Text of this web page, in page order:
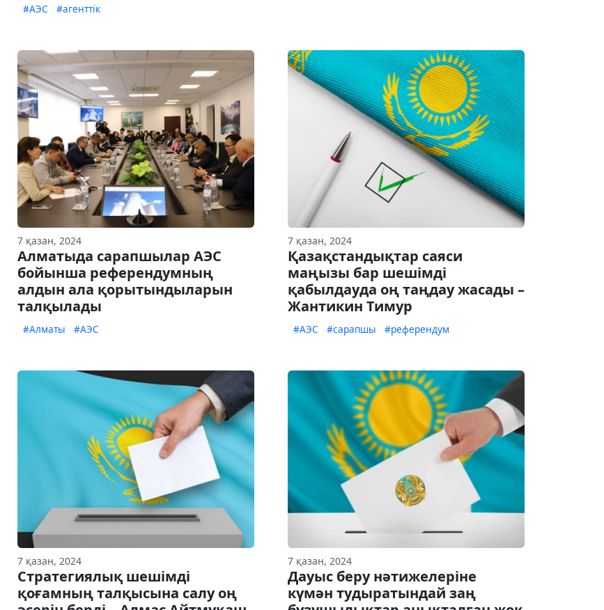
#АЭС #агенттік
7 қазан, 2024
Алматыда сарапшылар АЭС
бойынша референдумның
алдын ала қорытындыларын
талқылады
#Алматы #АЭС
7 қазан, 2024
Қазақстандықтар саяси
маңызы бар шешімді
қабылдауда оң таңдау жасады –
Жантикин Тимур
#АЭС #сарапшы #референдум
7 қазан, 2024
Стратегиялық шешімді
қоғамның талқысына салу оң
7 қазан, 2024
Дауыс беру нәтижелеріне
күмән тудыратындай заң